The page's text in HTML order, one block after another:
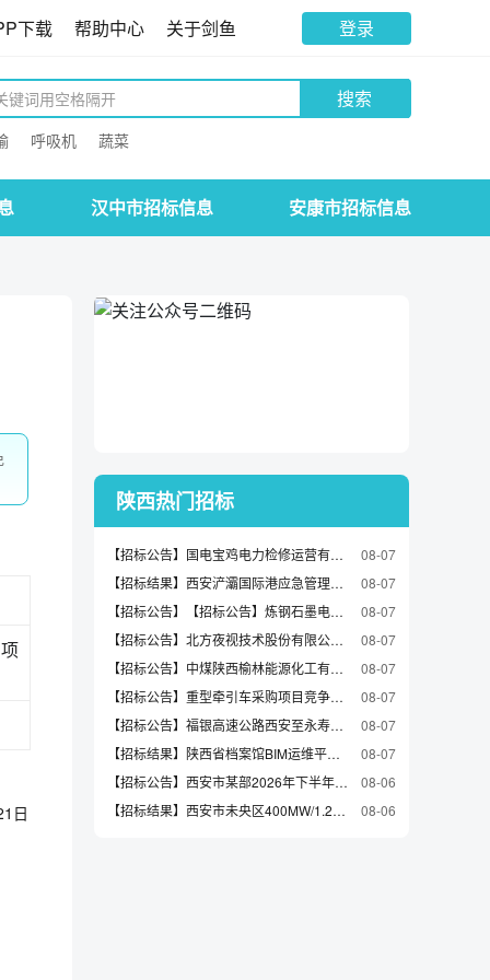
下载 帮助中心 关于剑鱼 登录
搜索
呼吸机 蔬菜
汉中市招标信息 安康市招标信息
日
陕西热门招标
【招标公告】国电宝鸡电力检修运营有限公司电力新苑活动中心项目地块详细规划项目询比采购第2次挂网公告
08-07
【招标结果】西安浐灞国际港应急管理局抱朴路、和悦路消防站消防车辆采购项目中标（成交）结果公告
08-07
【招标公告】【招标公告】炼钢石墨电极采购二次招标公告
08-07
【招标公告】北方夜视技术股份有限公司EBAPS传感器光电性能评价设备招标公告
08-07
【招标公告】中煤陕西榆林能源化工有限公司井下主排水系统扩容改造项目安装工程施工采购电缆询价通知
08-07
【招标公告】重型牵引车采购项目竞争性磋商公告
08-07
【招标公告】福银高速公路西安至永寿段改扩建工程LJ-1合同段项目经理部预埋钢板公开询比采购公告
08-07
【招标结果】陕西省档案馆BIM运维平台项目(二次)中标（成交）结果公告
08-07
【招标公告】西安市某部2026年下半年役前教育招标公告（2026-VGBYBE-F1013）
08-06
【招标结果】西安市未央区400MW/1.2GWh新型独立储能项目地基承载力及材料检测服务-结果公告
08-06